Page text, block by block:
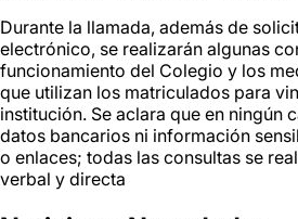
Durante la llamada, además de
electrónico, se realizarán algunas
funcionamiento del Colegio y los
que utilizan los matriculados para
institución. Se aclara que en ningún
datos bancarios ni información
o enlaces; todas las consultas se
verbal y directa